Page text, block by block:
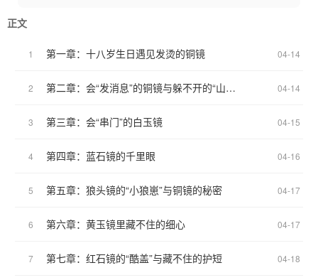
正文
1 第一章：十八岁生日遇见发烫的铜镜 04-14
2 第二章：会“发消息”的铜镜与躲不开的“山大王” 04-14
3 第三章：会“串门”的白玉镜 04-15
4 第四章：蓝石镜的千里眼 04-16
5 第五章：狼头镜的“小狼崽”与铜镜的秘密 04-17
6 第六章：黄玉镜里藏不住的细心 04-17
7 第七章：红石镜的“酷盖”与藏不住的护短 04-18